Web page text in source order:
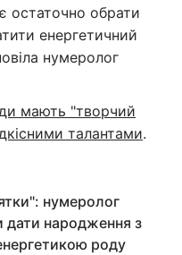
остаточно обрати
енергетичний
нумеролог
мають "творчий
талантами.
нумеролог
дати народження з
роду